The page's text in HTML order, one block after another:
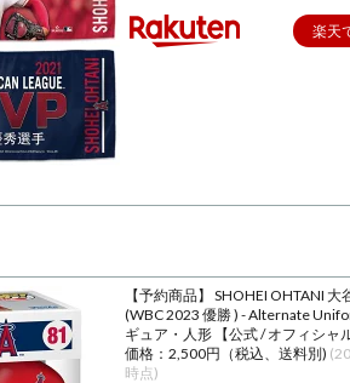
楽天
【予約商品】 SHOHEI OHTANI 大
(WBC 2023 優勝 ) - Alternate
ギュア・人形 【公式 / オフィシャ
価格：2,500円（税込、送料別)
時点)